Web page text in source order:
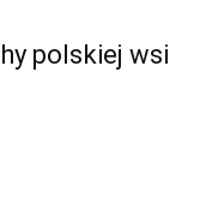
polskiej wsi